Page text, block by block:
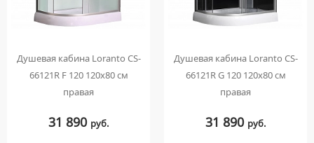
Душевая кабина Loranto CS-
66121R F 120 120х80 см
правая
31 890 руб.
Душевая кабина Loranto CS-
66121R G 120 120х80 см
правая
31 890 руб.